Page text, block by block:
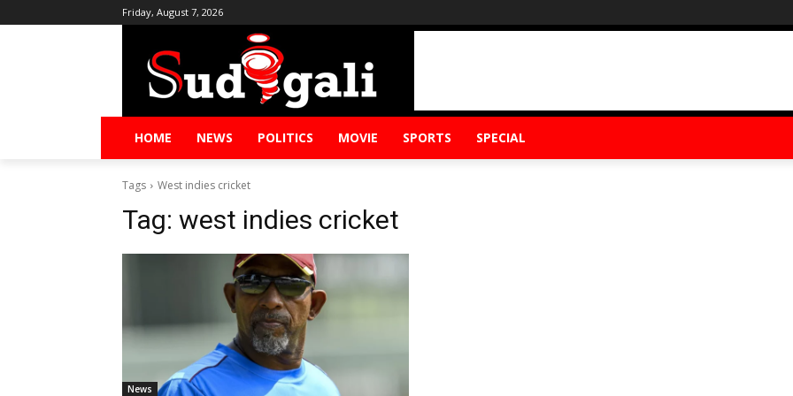
Friday, August 7, 2026
HOME NEWS POLITICS MOVIE SPORTS SPECIAL
Tags West indies cricket
Tag: west indies cricket
News